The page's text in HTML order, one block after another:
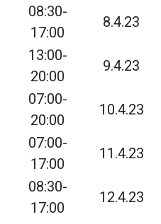
8.4.23
08:30-
17:00
9.4.23
13:00-
20:00
10.4.23
07:00-
20:00
11.4.23
07:00-
17:00
12.4.23
08:30-
17:00